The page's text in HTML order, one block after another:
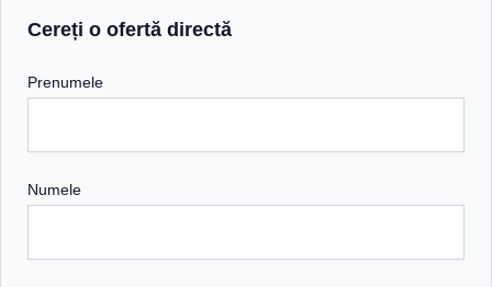
Cereți o ofertă directă
Prenumele
Numele